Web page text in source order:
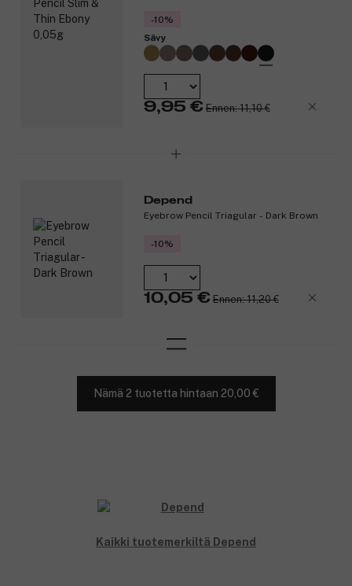
-10%
Sävy
9,95 € Ennen: 11,10 €
Depend
Eyebrow Pencil Triagular - Dark Brown
-10%
10,05 € Ennen: 11,20 €
Nämä 2 tuotetta hintaan 20,00 €
Kaikki tuotemerkiltä Depend